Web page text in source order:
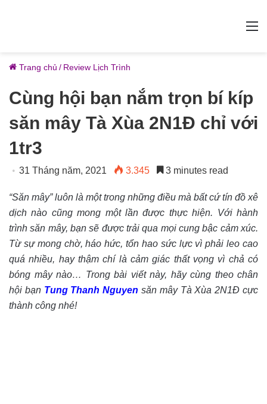
Trang chủ / Review Lịch Trình
Cùng hội bạn nắm trọn bí kíp
săn mây Tà Xùa 2N1Đ chỉ với
1tr3
31 Tháng năm, 2021 3.345 3 minutes read
“Săn mây” luôn là một trong những điều mà bất cứ tín đồ xê
dịch nào cũng mong một lần được thực hiện. Với hành
trình săn mây, bạn sẽ được trải qua mọi cung bậc cảm xúc.
Từ sự mong chờ, háo hức, tổn hao sức lực vì phải leo cao
quá nhiều, hay thậm chí là cảm giác thất vọng vì chả có
bóng mây nào… Trong bài viết này, hãy cùng theo chân
hội bạn Tung Thanh Nguyen săn mây Tà Xùa 2N1Đ cực
thành công nhé!